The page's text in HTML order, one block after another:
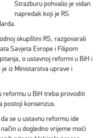
Strazburu pohvalio je vidan
napredak koji je RS
skupštini RS, razgovarali
Savjeta Evrope i Filipom
o ustavnoj reformi u BiH i
iz Ministarstva uprave i
reformu u BiH treba provoditi
postoji konsenzus.
se u ustavnu reformu ide
u dogledno vrijeme moći